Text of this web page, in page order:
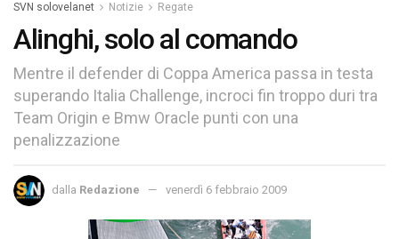
SVN solovelanet Notizie Regate
Alinghi, solo al comando
Mentre il defender di Coppa America passa in testa
superando Italia Challenge, incroci fin troppo duri tra
Team Origin e Bmw Oracle punti con una
penalizzazione
dalla Redazione venerdì 6 febbraio 2009